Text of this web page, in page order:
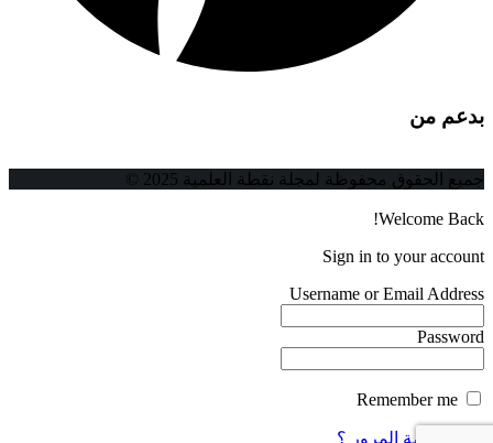
بدعم من
جميع الحقوق محفوظة لمجلة نقطة العلمية 2025 ©
Welcome Back!
Sign in to your account
Username or Email Address
Password
فقدت كلمة المرور ؟